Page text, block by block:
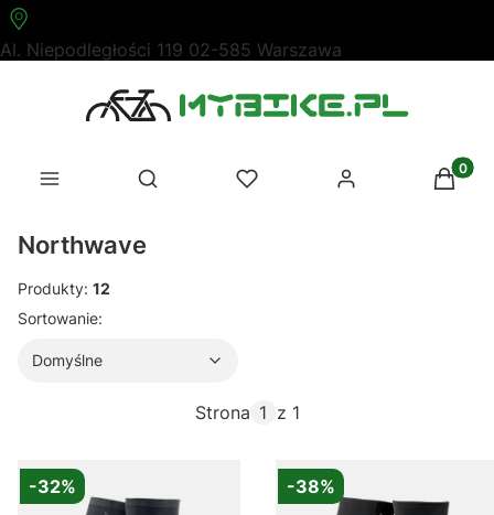
Otwórz wyszukiwarkę
Northwave
Produkty: 12
Lista produktów
Sortowanie:
Domyślne
Strona z 1
-32% -38%